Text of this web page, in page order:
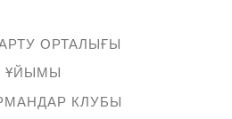
ОРТАЛЫҒЫ
ҰЙЫМЫ
КЛУБЫ